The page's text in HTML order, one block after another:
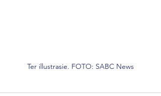
Ter illustrasie. FOTO: SABC News